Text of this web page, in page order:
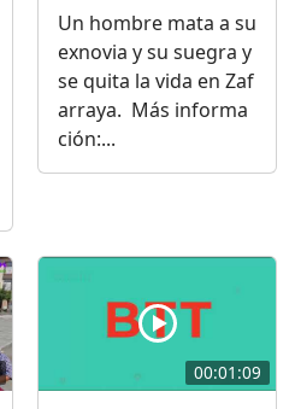
Un hombre mata a su
exnovia y su suegra y
se quita la vida en Zaf
arraya. Más informa
ción:...
00:01:09